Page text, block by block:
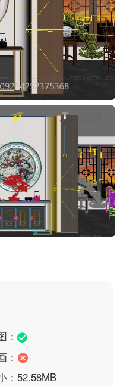
：
：
：52.58MB